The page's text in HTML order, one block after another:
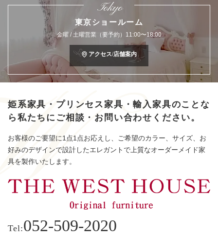
Tokyo
東京ショールーム
金曜 / 土曜営業（要予約）11:00〜18:00
アクセス/店舗案内
姫系家具・プリンセス家具・輸入家具のことな
ら 私たちにご相談・お問い合わせください。
お客様のご要望に1点1点お応えし、ご希望のカラー、サイズ、お
好みのデザインで設計したエレガントで上質なオーダーメイド家
具を製作いたします。
Tel:052-509-2020